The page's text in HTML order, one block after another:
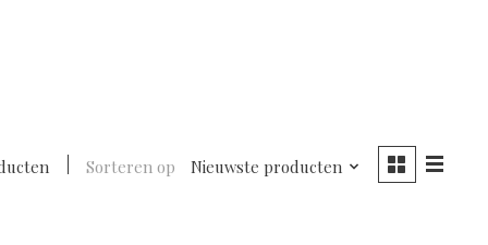
Sorteren op Nieuwste producten